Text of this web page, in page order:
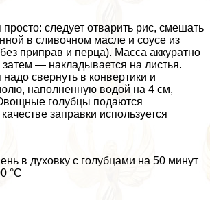
просто: следует отварить рис, смешать
в сливочном масле и соусе из
приправ и перца). Масса аккуратно
— накладывается на листья.
свернуть в конвертики и
наполненную водой на 4 см,
гoлyбцы подаются
заправки используется
в духовку с гoлyбцами на 50 минут
°С